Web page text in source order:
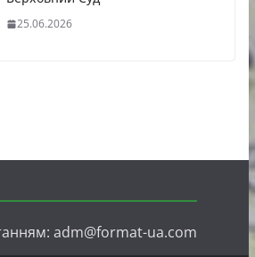
25.06.2026
adm@format-ua.com